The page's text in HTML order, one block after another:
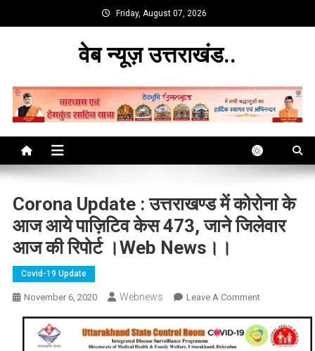
to
Friday, August 07, 2026
वेब न्यूज़ उत्तराखंड..
Corona Update : उत्तराखण्ड में कोरोना के
आज आये पाज़िटिव केस 473, जाने जिलेवार
आज की रिपोर्ट ।web News।।
Covid-19 Update
November 6, 2020 Webnews Leave A CommentOn
Update
: